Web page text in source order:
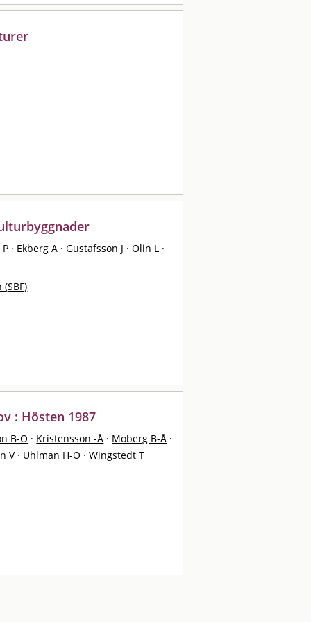
· Ekberg A · Gustafsson J · Olin L ·
: Hösten 1987
B-O · Kristensson -Å · Moberg B-Å ·
V · Uhlman H-O · Wingstedt T